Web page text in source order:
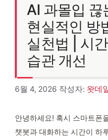
AI 과몰입 끊
현실적인 방
실천법 | 시
습관 개선
6월 4, 2026 작성자: 왓데
안녕하세요! 혹시 스마트폰
챗봇과 대화하는 시간이 하